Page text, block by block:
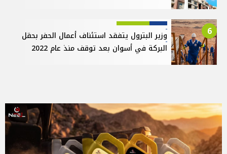
6
وزير البترول يتفقد استئناف أعمال الحفر بحقل
البركة في أسوان بعد توقف منذ عام 2022